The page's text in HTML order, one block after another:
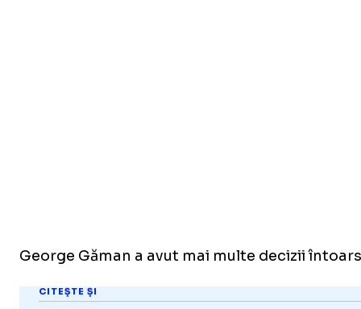
George Găman a avut mai multe decizii
CITEȘTE ȘI